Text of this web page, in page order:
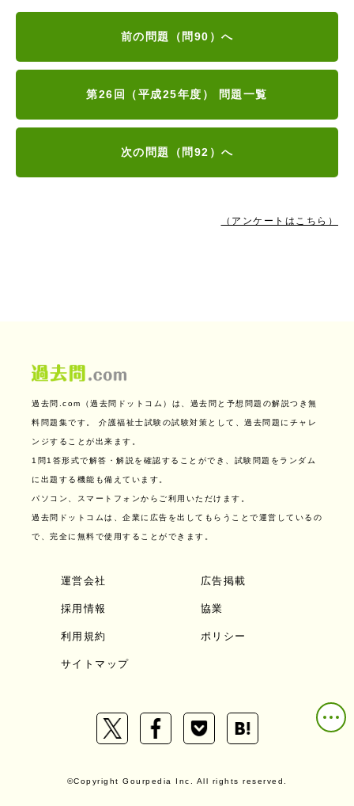
前の問題（問90）へ
第26回（平成25年度） 問題一覧
次の問題（問92）へ
（アンケートはこちら）
過去問.com（過去問ドットコム）は、過去問と予想問題の解説つき無
料問題集です。 介護福祉士試験の試験対策として、過去問題にチャレ
ンジすることが出来ます。
1問1答形式で解答・解説を確認することができ、試験問題をランダム
に出題する機能も備えています。
パソコン、スマートフォンからご利用いただけます。
過去問ドットコムは、企業に広告を出してもらうことで運営しているの
で、完全に無料で使用することができます。
運営会社 広告掲載
採用情報 協業
利用規約 ポリシー
サイトマップ
©Copyright Gourpedia Inc. All rights reserved.